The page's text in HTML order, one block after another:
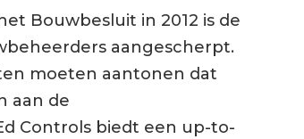
Bouwbesluit in 2012 is de
aangescherpt.
moeten aantonen dat
aan de
Controls biedt een up-to-